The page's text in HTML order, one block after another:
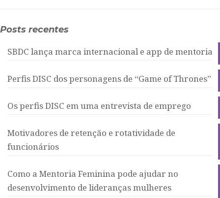
Posts recentes
SBDC lança marca internacional e app de mentoria
Perfis DISC dos personagens de “Game of Thrones”
Os perfis DISC em uma entrevista de emprego
Motivadores de retenção e rotatividade de
funcionários
Como a Mentoria Feminina pode ajudar no
desenvolvimento de lideranças mulheres